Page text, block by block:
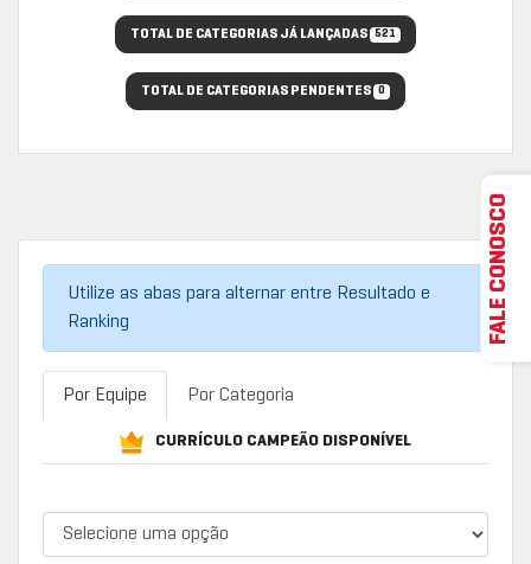
TOTAL DE CATEGORIAS JÁ LANÇADAS 521
TOTAL DE CATEGORIAS PENDENTES 0
Utilize as abas para alternar entre Resultado e
Ranking
Por Equipe Por Categoria
CURRÍCULO CAMPEÃO DISPONÍVEL
FALE CONOSCO